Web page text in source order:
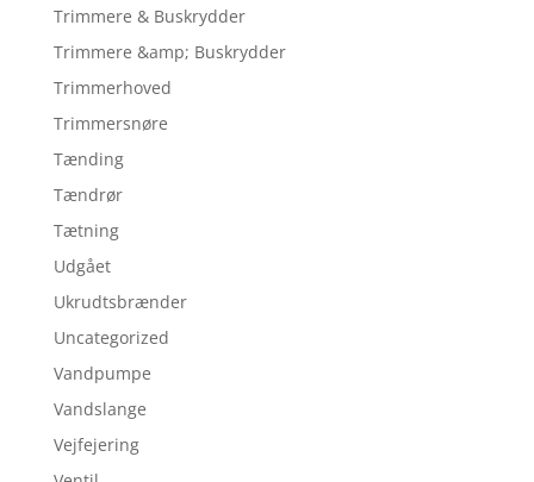
Trimmere & Buskrydder
Trimmere &amp; Buskrydder
Trimmerhoved
Trimmersnøre
Tænding
Tændrør
Tætning
Udgået
Ukrudtsbrænder
Uncategorized
Vandpumpe
Vandslange
Vejfejering